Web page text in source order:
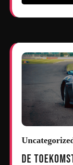
De